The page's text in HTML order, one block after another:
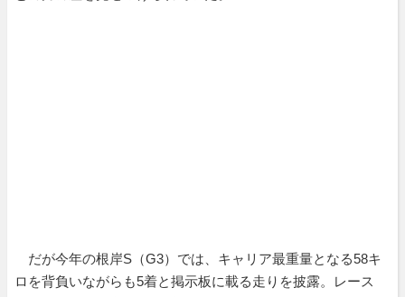
だが今年の根岸S（G3）では、キャリア最重量となる58キ
ロを背負いながらも5着と掲示板に載る走りを披露。レース